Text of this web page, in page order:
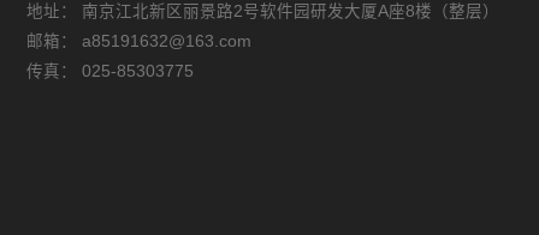
地址：
南京江北新区丽景路2号软件园研发大厦A座8楼（整层）
邮箱：
a85191632@163.com
传真：
025-85303775